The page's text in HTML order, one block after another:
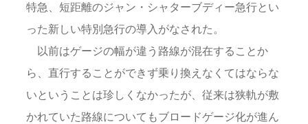
特急、短距離のジャン・シャターブディー急行とい
った新しい特別急行の導入がなされた。
以前はゲージの幅が違う路線が混在することか
ら、直行することができず乗り換えなくてはならな
いということは珍しくなかったが、従来は狭軌が敷
かれていた路線についてもブロードゲージ化が進ん